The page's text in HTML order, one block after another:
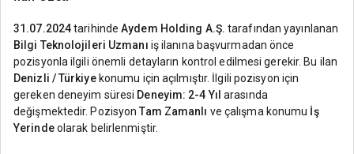
31.07.2024tarihindeAydem Holding A.Ş. tarafından yayınlanan
Bilgi Teknolojileri Uzmanı iş ilanına başvurmadan önce
pozisyonla ilgili önemli detayların kontrol edilmesi gerekir. Bu ilan
Denizli / Türkiyekonumu için açılmıştır. İlgili pozisyon için
gereken deneyim süresi Deneyim: 2-4 Yıl arasında
değişmektedir. PozisyonTam Zamanlı ve çalışma konumu İş
Yerindeolarak belirlenmiştir.